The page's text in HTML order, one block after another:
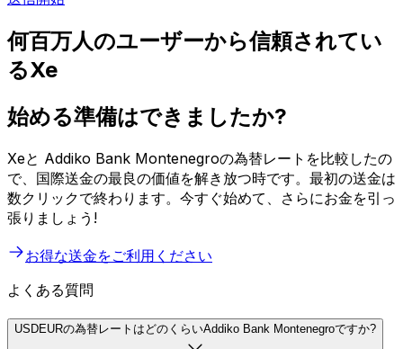
何百万人のユーザーから信頼されてい
るXe
始める準備はできましたか?
Xeと Addiko Bank Montenegroの為替レートを比較したの
で、国際送金の最良の価値を解き放つ時です。最初の送金は
数クリックで終わります。今すぐ始めて、さらにお金を引っ
張りましょう!
お得な送金をご利用ください
よくある質問
USDEURの為替レートはどのくらいAddiko Bank Montenegroですか?